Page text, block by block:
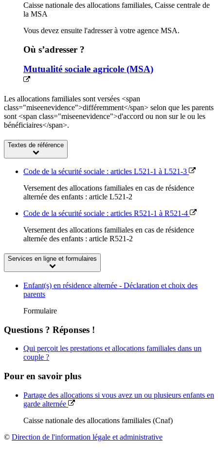
Caisse nationale des allocations familiales, Caisse centrale de
la MSA
Vous devez ensuite l'adresser à votre agence MSA.
Où s’adresser ?
Mutualité sociale agricole (MSA)
Les allocations familiales sont versées <span
class="miseenevidence">différemment</span> selon que les parents
sont <span class="miseenevidence">d'accord ou non sur le ou les
bénéficiaires</span>.
Textes de référence
Code de la sécurité sociale : articles L521-1 à L521-3
Versement des allocations familiales en cas de résidence
alternée des enfants : article L521-2
Code de la sécurité sociale : articles R521-1 à R521-4
Versement des allocations familiales en cas de résidence
alternée des enfants : article R521-2
Services en ligne et formulaires
Enfant(s) en résidence alternée - Déclaration et choix des
parents
Formulaire
Questions ? Réponses !
Qui perçoit les prestations et allocations familiales dans un
couple ?
Pour en savoir plus
Partage des allocations si vous avez un ou plusieurs enfants en
garde alternée
Caisse nationale des allocations familiales (Cnaf)
© Direction de l'information légale et administrative